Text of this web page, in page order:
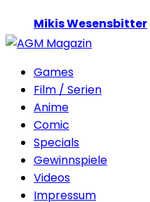
Mikis Wesensbitter
Games
Film / Serien
Anime
Comic
Specials
Gewinnspiele
Videos
Impressum